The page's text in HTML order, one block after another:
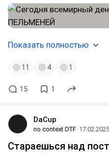
Показать полностью
11 4 1
15 1
DaCup
no context DTF 17.02.2025
Стараешься над